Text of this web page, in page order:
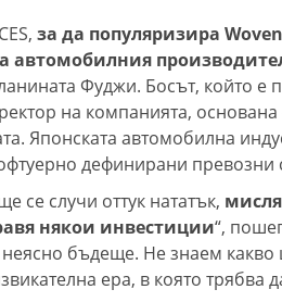
за да популяризира
автомобилния
Фуджи. Босът, който е
на компанията,
Японската автомобилна
дефинирани превозни
се случи оттук нататък,
някои инвестиции“,
бъдеще. Не знаем какво
ера, в която трябва